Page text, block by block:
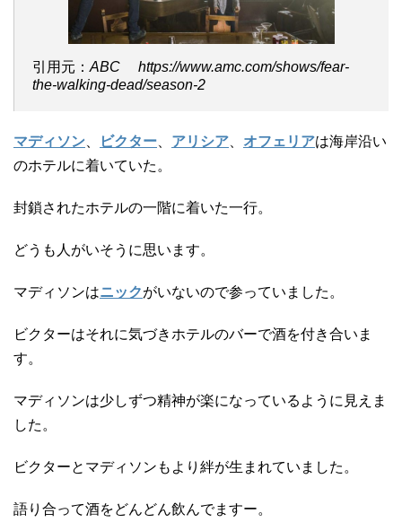
引用元： ABC https://www.amc.com/shows/fear-
the-walking-dead/season-2
マディソン ビクター アリシア オフェリアは海岸沿い
のホテルに着いていた。
封鎖されたホテルの一階に着いた一行。
どうも人がいそうに思います。
マディソンはニックがいないので参っていました。
ビクターはそれに気づきホテルのバーで酒を付き合いま
す。
マディソンは少しずつ精神が楽になっているように見えま
した。
ビクターとマディソンもより絆が生まれていました。
語り合って酒をどんどん飲んでますー。